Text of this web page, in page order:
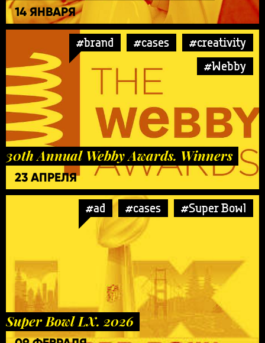
14 ЯНВАРЯ
#brand #cases
#creativity
#Webby
30th Annual Webby Awards. Winners
23 АПРЕЛЯ
#ad #cases #Super Bowl
Super Bowl LX. 2026